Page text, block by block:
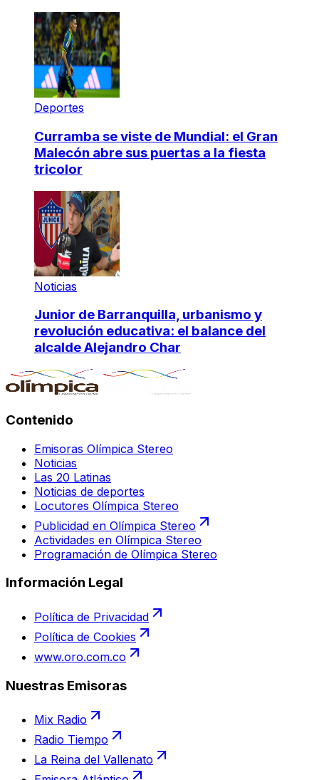
Deportes
Curramba se viste de Mundial: el Gran
Malecón abre sus puertas a la fiesta
tricolor
Noticias
Junior de Barranquilla, urbanismo y
revolución educativa: el balance del
alcalde Alejandro Char
Contenido
Emisoras Olímpica Stereo
Noticias
Las 20 Latinas
Noticias de deportes
Locutores Olímpica Stereo
Publicidad en Olímpica Stereo
Actividades en Olímpica Stereo
Programación de Olímpica Stereo
Información Legal
Política de Privacidad
Política de Cookies
www.oro.com.co
Nuestras Emisoras
Mix Radio
Radio Tiempo
La Reina del Vallenato